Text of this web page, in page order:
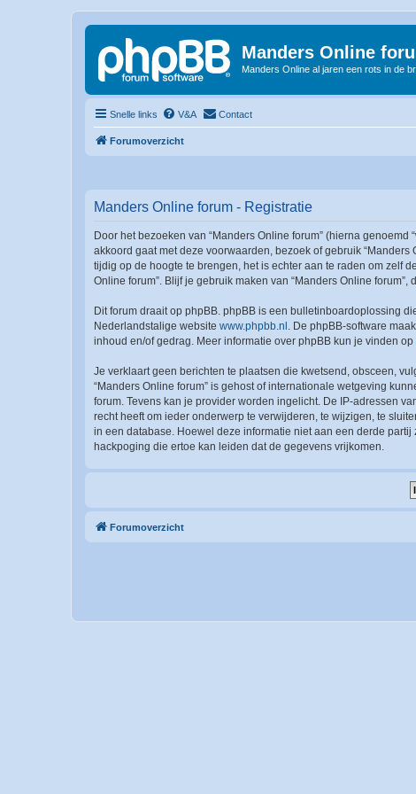
Manders Online
Manders Online al jaren een rots in de
Snelle links V&A Contact
Forumoverzicht
Manders Online forum - Registratie
Door het bezoeken van “Manders Online forum” (hierna genoemd
akkoord gaat met deze voorwaarden, bezoek of gebruik
tijdig op de hoogte te brengen, het is echter aan te raden om zelf
Online forum”. Blijf je gebruik maken van “Manders Online
Dit forum draait op phpBB. phpBB is een bulletinboardoplossing
Nederlandstalige website www.phpbb.nl . De phpBB-software
inhoud en/of gedrag. Meer informatie over phpBB kun je vinden op
Je verklaart geen berichten te plaatsen die kwetsend, obsceen,
“Manders Online forum” is gehost of internationale wetgeving
forum. Tevens kan je provider worden ingelicht. De IP-adressen
recht heeft om ieder onderwerp te verwijderen, te wijzigen, te
in een database. Hoewel deze informatie niet aan een derde
hackpoging die ertoe kan leiden dat de gegevens vrijkomen.
Forumoverzicht